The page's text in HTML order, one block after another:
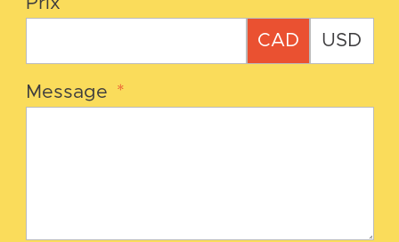
CAD USD
Message *